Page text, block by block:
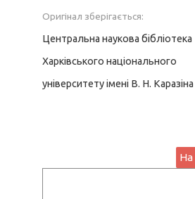
Оригінал зберігається:
Центральна наукова бібліотека
Харківського національного
університету імені В. Н. Каразіна
На